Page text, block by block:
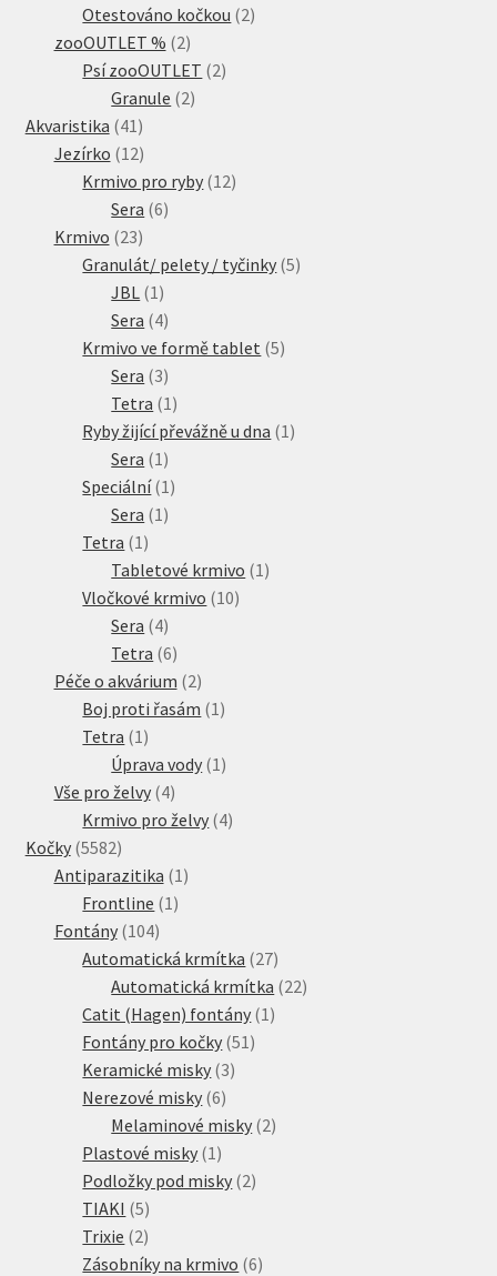
produkty
Otestováno kočkou 22
zooOUTLET % 22
produkty
Psí zooOUTLET 22
Granule 22
Akvaristika 41 41
produktů
Jezírko 1212
produktů
Krmivo pro ryby 1212
Sera 66
Krmivo 2323
produktů
Granulát/ pelety / tyčinky 55
JBL 1 1
produkt
Sera 44
produkty
Krmivo ve formě tablet 55
Sera 33
produkty
Tetra 1 1
produkt
Ryby žijící převážně u dna 1 1
Sera 1 1
produkt
Speciální 1 1
Sera 1 1
Tetra 1 1
produkt
Tabletové krmivo 1 1
Vločkové krmivo 1010
Sera 44
produkty
Tetra 66
produktů
Péče o akvárium 22
produkty
Boj proti řasám 1 1
Tetra 1 1
produkt
Úprava vody 1 1
Vše pro želvy 44
produkty
Krmivo pro želvy 44
Kočky 55825582
produktů
Antiparazitika 1 1
Frontline 1 1
Fontány 104104
produktů
Automatická krmítka 2727
produktů
Automatická krmítka 2222
Catit (Hagen) fontány 1 1
Fontány pro kočky 51 51
Keramické misky 33
Nerezové misky 66
produktů
Melaminové misky 22
Plastové misky 1 1
produkt
Podložky pod misky 22
TIAKI 55
produktů
Trixie 22
produkty
Zásobníky na krmivo 66